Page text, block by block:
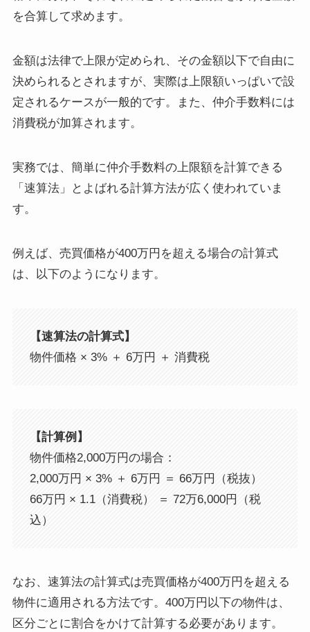
を合算して求めます。
金額は法律で上限が定められ、その金額以下で自由に
決められるとされますが、実際は上限額いっぱいで設
定されるケースが一般的です。また、仲介手数料には
消費税が加算されます。
実務では、簡単に仲介手数料の上限額を計算できる
「速算法」とよばれる計算方法が広く使われていま
す。
例えば、売買価格が400万円を超える場合の計算式
は、以下のようになります。
【速算法の計算式】
物件価格 × 3% ＋ 6万円 ＋ 消費税
【計算例】
物件価格2,000万円の場合：
2,000万円 × 3% ＋ 6万円 ＝ 66万円（税抜）
66万円 × 1.1（消費税） ＝ 72万6,000円（税
込）
なお、速算法の計算式は売買価格が400万円を超える
物件に適用される方法です。400万円以下の物件は、
区分ごとに割合をかけて計算する必要があります。